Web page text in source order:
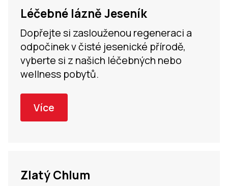
Léčebné lázně Jeseník
Dopřejte si zaslouženou regeneraci a
odpočinek v čisté jesenické přírodě,
vyberte si z našich léčebných nebo
wellness pobytů.
Více
Zlatý Chlum